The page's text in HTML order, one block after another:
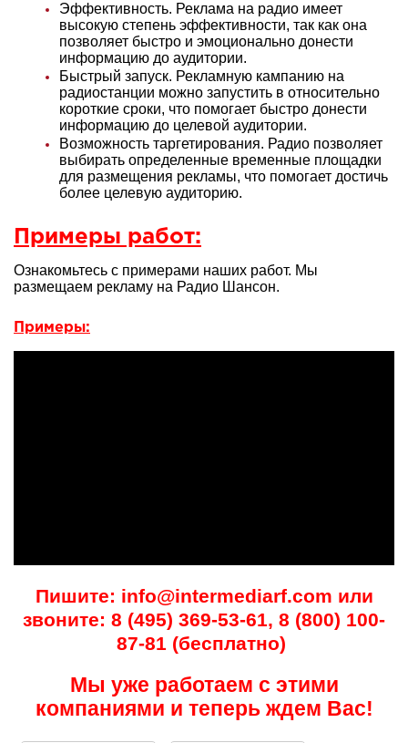
Эффективность. Реклама на радио имеет
высокую степень эффективности, так как она
позволяет быстро и эмоционально донести
информацию до аудитории.
Быстрый запуск. Рекламную кампанию на
радиостанции можно запустить в относительно
короткие сроки, что помогает быстро донести
информацию до целевой аудитории.
Возможность таргетирования. Радио позволяет
выбирать определенные временные площадки
для размещения рекламы, что помогает достичь
более целевую аудиторию.
Примеры работ:
Ознакомьтесь с примерами наших работ. Мы
размещаем рекламу на Радио Шансон.
Примеры:
Пишите: info@intermediarf.com или
звоните: 8 (495) 369-53-61, 8 (800) 100-
87-81 (бесплатно)
Мы уже работаем с этими
компаниями и теперь ждем Вас!